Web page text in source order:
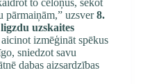
to cēloņus, sekot
pārmaiņām,” uzsver8.
uzskaites
aicinot izmēģināt spēkus
sniedzot savu
dabas aizsardzības